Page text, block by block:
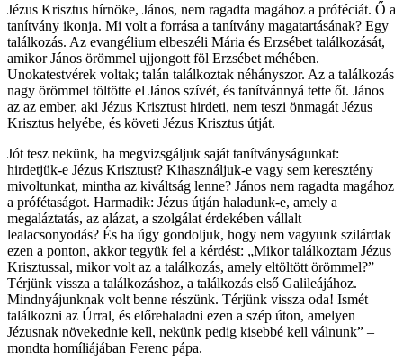
Jézus Krisztus hírnöke, János, nem ragadta magához a próféciát. Ő a
tanítvány ikonja. Mi volt a forrása a tanítvány magatartásának? Egy
találkozás. Az evangélium elbeszéli Mária és Erzsébet találkozását,
amikor János örömmel ujjongott föl Erzsébet méhében.
Unokatestvérek voltak; talán találkoztak néhányszor. Az a találkozás
nagy örömmel töltötte el János szívét, és tanítvánnyá tette őt. János
az az ember, aki Jézus Krisztust hirdeti, nem teszi önmagát Jézus
Krisztus helyébe, és követi Jézus Krisztus útját.
Jót tesz nekünk, ha megvizsgáljuk saját tanítványságunkat:
hirdetjük-e Jézus Krisztust? Kihasználjuk-e vagy sem keresztény
mivoltunkat, mintha az kiváltság lenne? János nem ragadta magához
a prófétaságot. Harmadik: Jézus útján haladunk-e, amely a
megaláztatás, az alázat, a szolgálat érdekében vállalt
lealacsonyodás? És ha úgy gondoljuk, hogy nem vagyunk szilárdak
ezen a ponton, akkor tegyük fel a kérdést: „Mikor találkoztam Jézus
Krisztussal, mikor volt az a találkozás, amely eltöltött örömmel?”
Térjünk vissza a találkozáshoz, a találkozás első Galileájához.
Mindnyájunknak volt benne részünk. Térjünk vissza oda! Ismét
találkozni az Úrral, és előrehaladni ezen a szép úton, amelyen
Jézusnak növekednie kell, nekünk pedig kisebbé kell válnunk” –
mondta homíliájában Ferenc pápa.